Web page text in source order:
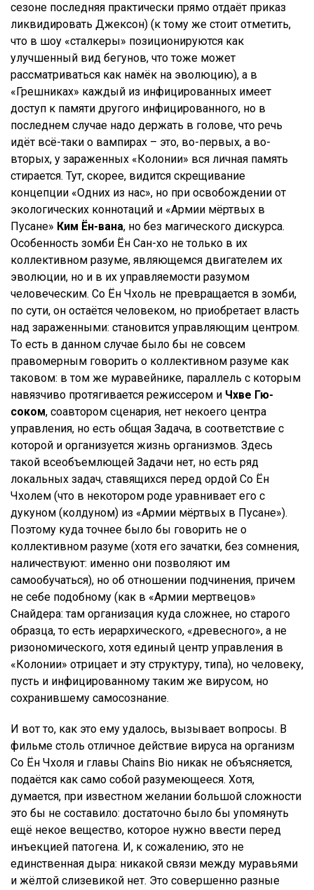
сезоне последняя практически прямо отдаёт приказ
ликвидировать Джексон) (к тому же стоит отметить,
что в шоу «сталкеры» позиционируются как
улучшенный вид бегунов, что тоже может
рассматриваться как намёк на эволюцию), а в
«Грешниках» каждый из инфицированных имеет
доступ к памяти другого инфицированного, но в
последнем случае надо держать в голове, что речь
идёт всё-таки о вампирах – это, во-первых, а во-
вторых, у зараженных «Колонии» вся личная память
стирается. Тут, скорее, видится скрещивание
концепции «Одних из нас», но при освобождении от
экологических коннотаций и «Армии мёртвых в
Пусане» Ким Ён-вана, но без магического дискурса.
Особенность зомби Ён Сан-хо не только в их
коллективном разуме, являющемся двигателем их
эволюции, но и в их управляемости разумом
человеческим. Со Ён Чхоль не превращается в зомби,
по сути, он остаётся человеком, но приобретает власть
над зараженными: становится управляющим центром.
То есть в данном случае было бы не совсем
правомерным говорить о коллективном разуме как
таковом: в том же муравейнике, параллель с которым
навязчиво протягивается режиссером и Чхве Гю-
соком, соавтором сценария, нет некоего центра
управления, но есть общая Задача, в соответствие с
которой и организуется жизнь организмов. Здесь
такой всеобъемлющей Задачи нет, но есть ряд
локальных задач, ставящихся перед ордой Со Ён
Чхолем (что в некотором роде уравнивает его с
дукуном (колдуном) из «Армии мёртвых в Пусане»).
Поэтому куда точнее было бы говорить не о
коллективном разуме (хотя его зачатки, без сомнения,
наличествуют: именно они позволяют им
самообучаться), но об отношении подчинения, причем
не себе подобному (как в «Армии мертвецов»
Снайдера: там организация куда сложнее, но старого
образца, то есть иерархического, «древесного», а не
ризономического, хотя единый центр управления в
«Колонии» отрицает и эту структуру, типа), но человеку,
пусть и инфицированному таким же вирусом, но
сохранившему самосознание.
И вот то, как это ему удалось, вызывает вопросы. В
фильме столь отличное действие вируса на организм
Со Ён Чхоля и главы Chains Bio никак не объясняется,
подаётся как само собой разумеющееся. Хотя,
думается, при известном желании большой сложности
это бы не составило: достаточно было бы упомянуть
ещё некое вещество, которое нужно ввести перед
инъекцией патогена. И, к сожалению, это не
единственная дыра: никакой связи между муравьями
и жёлтой слизевикой нет. Это совершенно разные